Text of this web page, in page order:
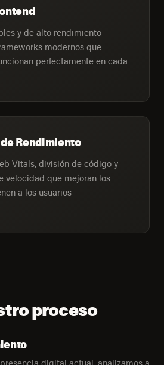
y de alto rendimiento
modernos que
perfectamente en cada
Rendimiento
Vitals, división de código y
velocidad que mejoran los
a los usuarios
proceso
digital actual, analizamos a